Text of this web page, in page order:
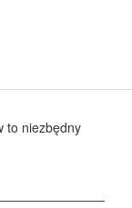
to niezbędny